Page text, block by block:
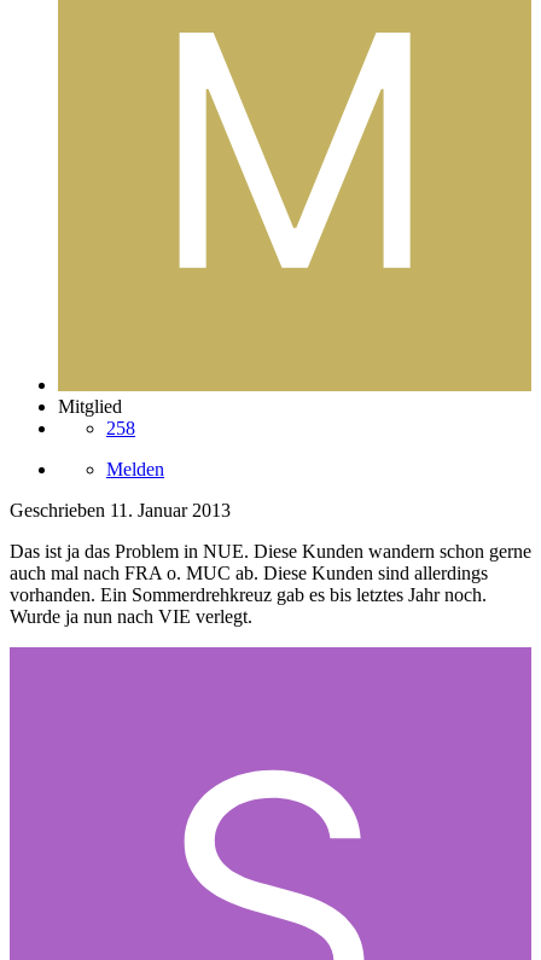
Mitglied
258
Melden
Geschrieben 11. Januar 2013
Das ist ja das Problem in NUE. Diese Kunden wandern schon gerne
auch mal nach FRA o. MUC ab. Diese Kunden sind allerdings
vorhanden. Ein Sommerdrehkreuz gab es bis letztes Jahr noch.
Wurde ja nun nach VIE verlegt.